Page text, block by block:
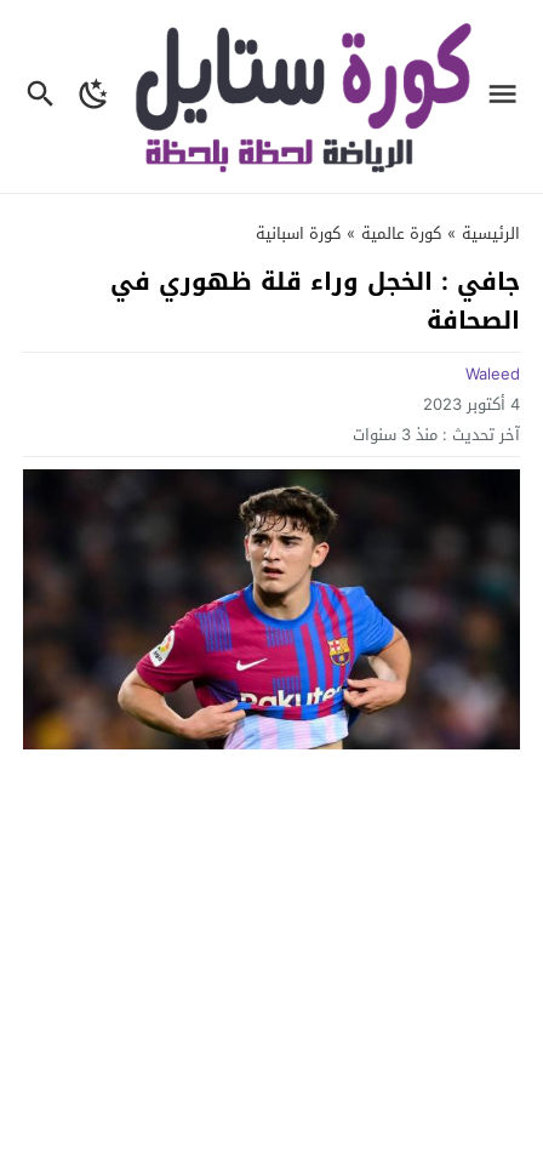
الرئيسية » كورة عالمية » كورة اسبانية
جافي : الخجل وراء قلة ظهوري في
الصحافة
Waleed
4 أكتوبر 2023
آخر تحديث : منذ 3 سنوات